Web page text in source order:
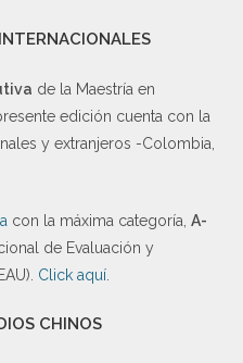
de la Maestría en
edición cuenta con la
y extranjeros -Colombia,
con la máxima categoría, A-
de Evaluación y
Click aquí
CHINOS